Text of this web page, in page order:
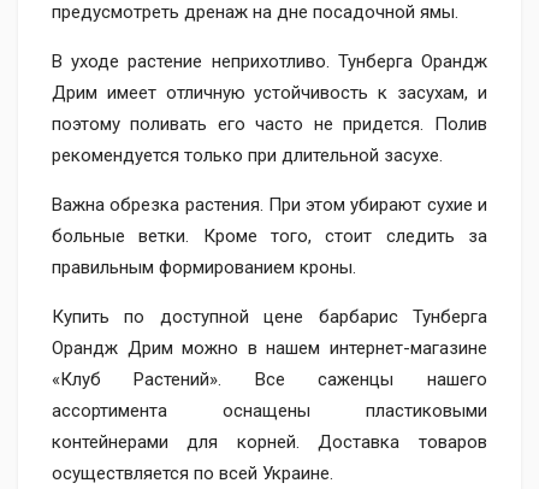
предусмотреть дренаж на дне посадочной ямы.
В уходе растение неприхотливо. Тунберга Орандж
Дрим имеет отличную устойчивость к засухам, и
поэтому поливать его часто не придется. Полив
рекомендуется только при длительной засухе.
Важна обрезка растения. При этом убирают сухие и
больные ветки. Кроме того, стоит следить за
правильным формированием кроны.
Купить по доступной цене барбарис Тунберга
Орандж Дрим можно в нашем интернет-магазине
«Клуб Растений». Все саженцы нашего
ассортимента оснащены пластиковыми
контейнерами для корней. Доставка товаров
осуществляется по всей Украине.